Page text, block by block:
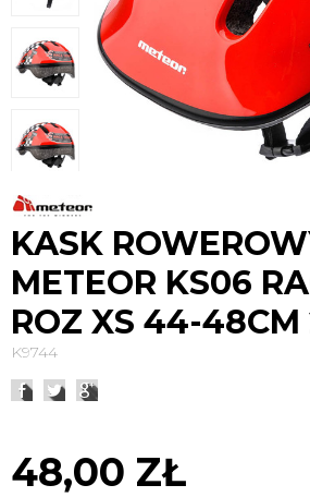
KASK
METEOR KS06
ROZ XS 44-
K9744
48,00 ZŁ